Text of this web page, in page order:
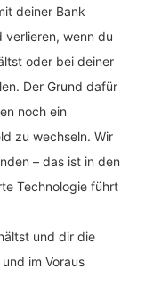
deiner Bank
verlieren, wenn du
oder bei deiner
Der Grund dafür
noch ein
zu wechseln. Wir
– das ist in den
Technologie führt
und dir die
im Voraus